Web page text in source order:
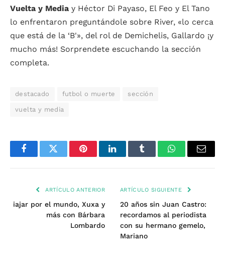
Vuelta y Media y Héctor Di Payaso, El Feo y El Tano
lo enfrentaron preguntándole sobre River, «lo cerca
que está de la ‘B'», del rol de Demichelis, Gallardo ¡y
mucho más! Sorprendete escuchando la sección
completa.
destacado futbol o muerte sección
vuelta y media
FacebookTwitter PinterestLinkedInTumblr WhatsAppEmail
ARTÍCULO ANTERIOR
iajar por el mundo, Xuxa y
más con Bárbara
Lombardo
ARTÍCULO SIGUIENTE
20 años sin Juan Castro:
recordamos al periodista
con su hermano gemelo,
Mariano